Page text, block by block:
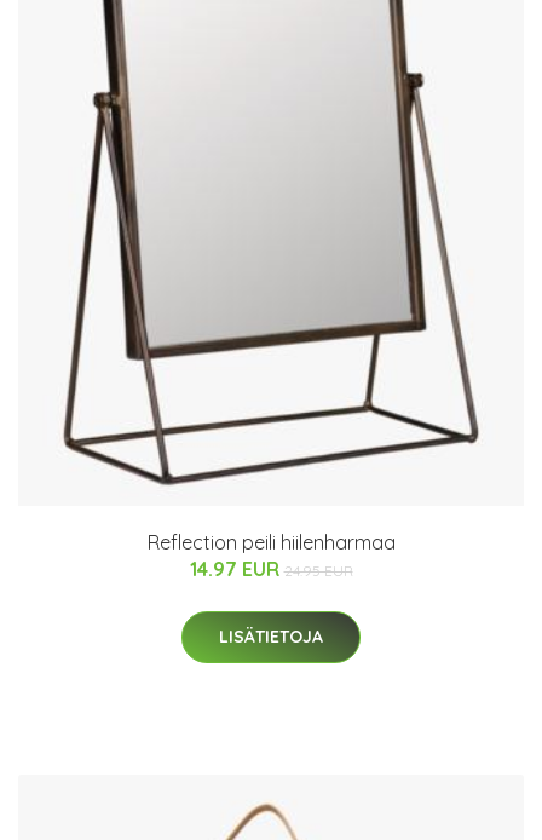
Reflection peili hiilenharmaa
14.97 EUR 24.95 EUR
LISÄTIETOJA